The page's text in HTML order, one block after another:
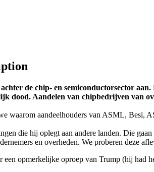
de chip- en semiconductorsector
dood. Aandelen van chipbedrijven van
waarom aandeelhouders van ASML, Besi,
die hij oplegt aan andere landen. Die
en overheden. We proberen deze
een opmerkelijke oproep van Trump (hij had